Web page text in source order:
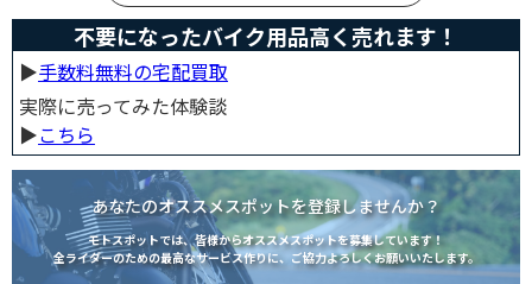
不要になったバイク用品高く売れます！
▶︎手数料無料の宅配買取
実際に売ってみた体験談
▶︎こちら
あなたのオススメスポットを登録しませんか？
モトスポットでは、皆様からオススメスポットを募集しています！
全ライダーのための最高なサービス作りに、ご協力よろしくお願いいたします。